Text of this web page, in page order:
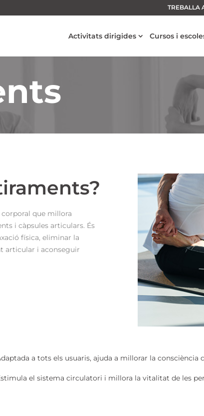
TREBALLA
Activitats dirigides Cursos i
que millora
i càpsules articulars. És
física, eliminar la
articular i aconseguir
a tots els usuaris, ajuda a millorar la
el sistema circulatori i millora la vitalitat de les